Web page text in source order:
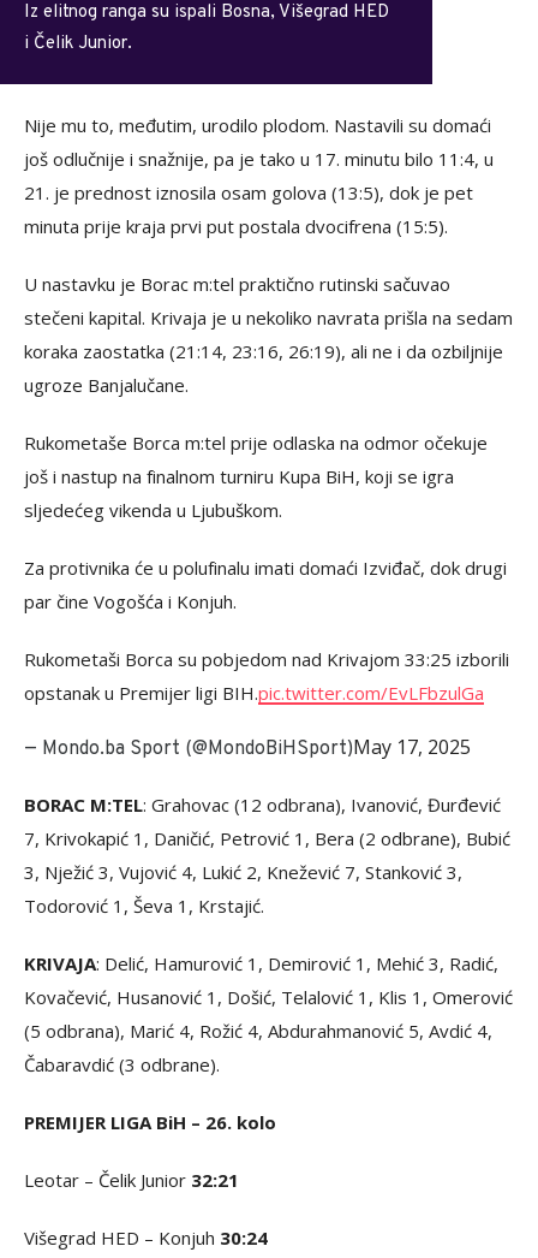
Iz elitnog ranga su ispali Bosna, Višegrad HED
i Čelik Junior.
Nije mu to, međutim, urodilo plodom. Nastavili su domaći
još odlučnije i snažnije, pa je tako u 17. minutu bilo 11:4, u
21. je prednost iznosila osam golova (13:5), dok je pet
minuta prije kraja prvi put postala dvocifrena (15:5).
U nastavku je Borac m:tel praktično rutinski sačuvao
stečeni kapital. Krivaja je u nekoliko navrata prišla na sedam
koraka zaostatka (21:14, 23:16, 26:19), ali ne i da ozbiljnije
ugroze Banjalučane.
Rukometaše Borca m:tel prije odlaska na odmor očekuje
još i nastup na finalnom turniru Kupa BiH, koji se igra
sljedećeg vikenda u Ljubuškom.
Za protivnika će u polufinalu imati domaći Izviđač, dok drugi
par čine Vogošća i Konjuh.
Rukometaši Borca su pobjedom nad Krivajom 33:25 izborili
opstanak u Premijer ligi BIH.pic.twitter.com/EvLFbzulGa
— Mondo.ba Sport (@MondoBiHSport)May 17, 2025
BORAC M:TEL: Grahovac (12 odbrana), Ivanović, Đurđević
7, Krivokapić 1, Daničić, Petrović 1, Bera (2 odbrane), Bubić
3, Nježić 3, Vujović 4, Lukić 2, Knežević 7, Stanković 3,
Todorović 1, Ševa 1, Krstajić.
KRIVAJA: Delić, Hamurović 1, Demirović 1, Mehić 3, Radić,
Kovačević, Husanović 1, Došić, Telalović 1, Klis 1, Omerović
(5 odbrana), Marić 4, Rožić 4, Abdurahmanović 5, Avdić 4,
Čabaravdić (3 odbrane).
PREMIJER LIGA BiH – 26. kolo
Leotar – Čelik Junior 32:21
Višegrad HED – Konjuh 30:24